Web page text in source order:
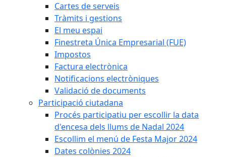
Cartes de serveis
Tràmits i gestions
El meu espai
Finestreta Única Empresarial (FUE)
Impostos
Factura electrònica
Notificacions electròniques
Validació de documents
Participació ciutadana
Procés participatiu per escollir la data
d'encesa dels llums de Nadal 2024
Escollim el menú de Festa Major 2024
Dates colònies 2024